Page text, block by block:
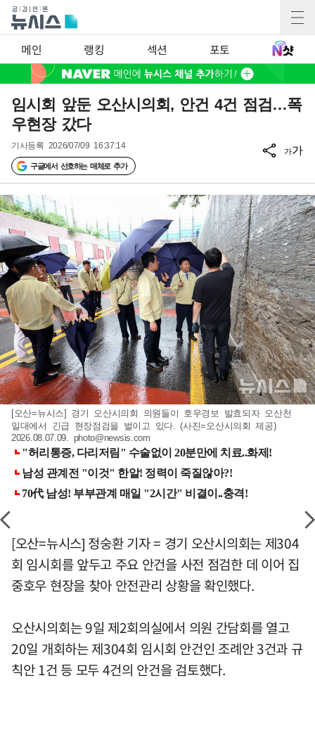
메인 랭킹 섹션 포토
임시회 앞둔 오산시의회, 안건 4건 점검…폭
우현장 갔다
기사등록 2026/07/09 16:37:14
구글에서 선호하는 매체로 추가
가가
[오산=뉴시스] 경기 오산시의회 의원들이 호우경보 발효되자 오산천
일대에서 긴급 현장점검을 벌이고 있다. (사진=오산시의회 제공)
2026.08.07.09. photo@newsis.com
[오산=뉴시스] 정숭환 기자 = 경기 오산시의회는 제304
회 임시회를 앞두고 주요 안건을 사전 점검한 데 이어 집
중호우 현장을 찾아 안전관리 상황을 확인했다.
오산시의회는 9일 제2회의실에서 의원 간담회를 열고
20일 개회하는 제304회 임시회 안건인 조례안 3건과 규
칙안 1건 등 모두 4건의 안건을 검토했다.